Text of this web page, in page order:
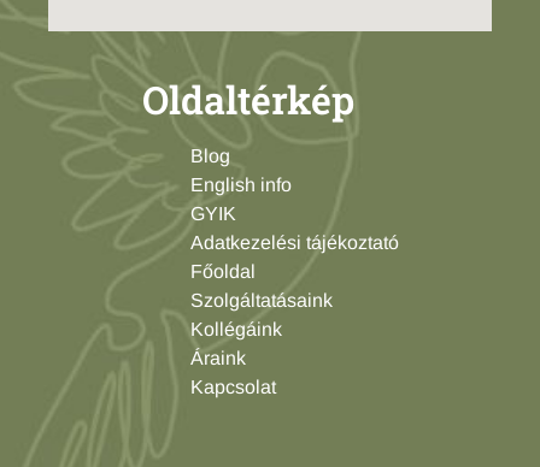
Oldaltérkép
Blog
English info
GYIK
Adatkezelési tájékoztató
Főoldal
Szolgáltatásaink
Kollégáink
Áraink
Kapcsolat